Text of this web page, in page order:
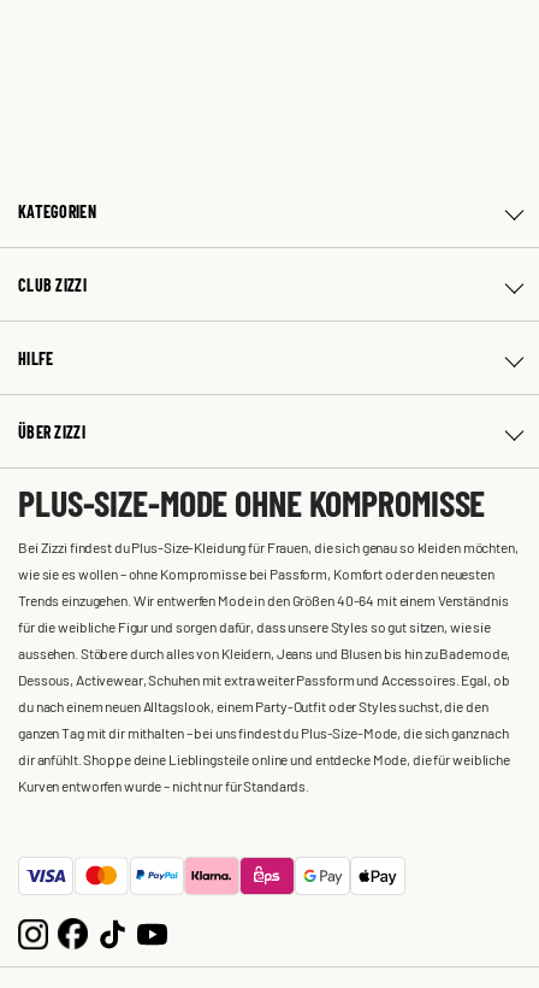
KATEGORIEN
CLUB ZIZZI
HILFE
ÜBER ZIZZI
PLUS-SIZE-MODE OHNE KOMPROMISSE
Bei Zizzi findest du Plus-Size-Kleidung für Frauen, die sich genau so kleiden möchten,
wie sie es wollen – ohne Kompromisse bei Passform, Komfort oder den neuesten
Trends einzugehen. Wir entwerfen Mode in den Größen 40-64 mit einem Verständnis
für die weibliche Figur und sorgen dafür, dass unsere Styles so gut sitzen, wie sie
aussehen. Stöbere durch alles von Kleidern, Jeans und Blusen bis hin zu Bademode,
Dessous, Activewear, Schuhen mit extra weiter Passform und Accessoires. Egal, ob
du nach einem neuen Alltagslook, einem Party-Outfit oder Styles suchst, die den
ganzen Tag mit dir mithalten – bei uns findest du Plus-Size-Mode, die sich ganz nach
dir anfühlt. Shoppe deine Lieblingsteile online und entdecke Mode, die für weibliche
Kurven entworfen wurde – nicht nur für Standards.